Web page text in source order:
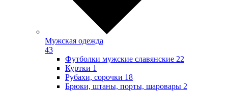
Мужская одежда
43
Футболки мужские славянские 22
Куртки 1
Рубахи, сорочки 18
Брюки, штаны, порты, шаровары 2